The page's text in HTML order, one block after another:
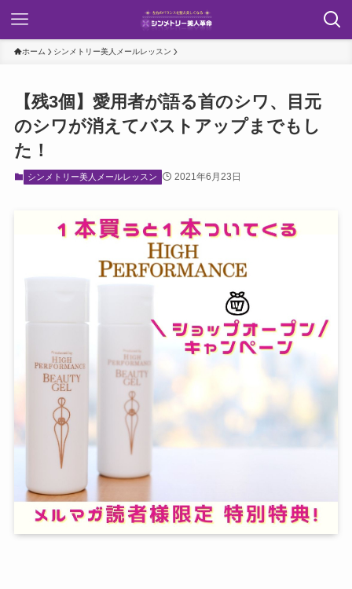
ホーム シンメトリー美人メールレッスン
【残3個】愛用者が語る首のシワ、目元
のシワが消えてバストアップまでもし
た！
シンメトリー美人メールレッスン 2021年6月23日